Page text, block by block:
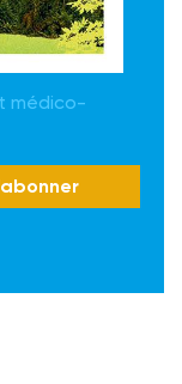
médico-